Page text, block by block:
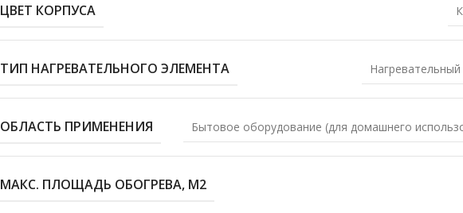
ЦВЕТ КОРПУСА
ТИП НАГРЕВАТЕЛЬНОГО ЭЛЕМЕНТА
ОБЛАСТЬ ПРИМЕНЕНИЯ Бытовое оборудование (для домашнего
МАКС. ПЛОЩАДЬ ОБОГРЕВА, М2